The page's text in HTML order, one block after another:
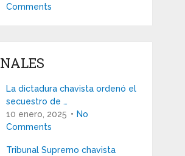
Comments
La dictadura chavista ordenó el
secuestro de …
10 enero, 2025
No
Comments
Tribunal Supremo chavista